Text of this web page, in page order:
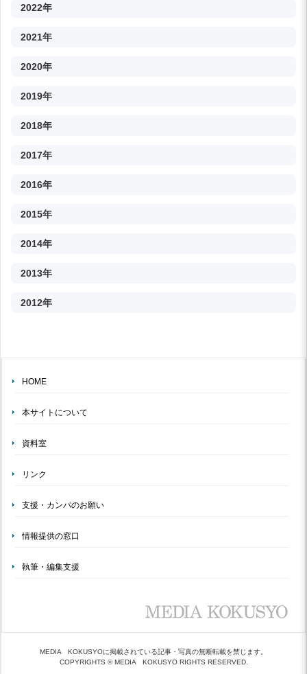
2022年
2021年
2020年
2019年
2018年
2017年
2016年
2015年
2014年
2013年
2012年
HOME
本サイトについて
資料室
リンク
支援・カンパのお願い
情報提供の窓口
執筆・編集支援
MEDIA KOKUSYOに掲載されている記事・写真の無断転載を禁じます。
COPYRIGHTS © MEDIA KOKUSYO RIGHTS RESERVED.